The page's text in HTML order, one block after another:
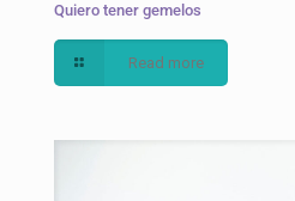
Quiero tener gemelos
Read more